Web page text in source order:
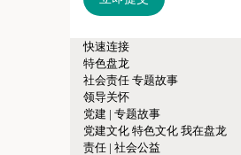
快速连接
特色盘龙
社会责任 专题故事
领导关怀
党建 | 专题故事
党建文化 特色文化 我在盘龙
责任 | 社会公益